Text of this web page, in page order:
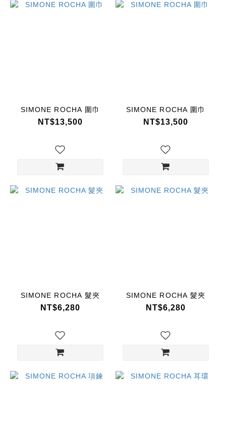
SIMONE ROCHA 圍巾
NT$13,500
SIMONE ROCHA 圍巾
NT$13,500
SIMONE ROCHA 髮夾
NT$6,280
SIMONE ROCHA 髮夾
NT$6,280